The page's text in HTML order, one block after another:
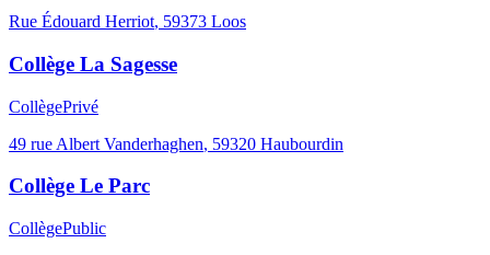
Rue Édouard Herriot, 59373 Loos
Collège La Sagesse
CollègePrivé
49 rue Albert Vanderhaghen, 59320 Haubourdin
Collège Le Parc
CollègePublic